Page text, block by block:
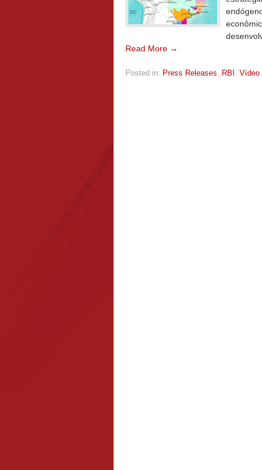
Read More →
Posted in: Press Releases, RBI , Vídeo